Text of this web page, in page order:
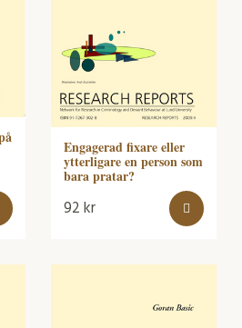
Engagerad fixare eller
ytterligare en person som
bara pratar?
92kr